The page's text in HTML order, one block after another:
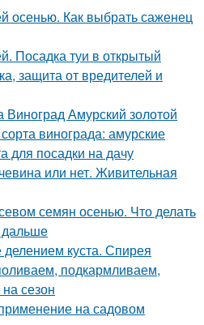
осенью. Как выбрать саженец
Посадка туи в открытый
защита от вредителей и
Виноград Амурский золотой
винограда: амурские
для посадки на дачу
или нет. Живительная
семян осенью. Что делать
куста. Спирея
подкармливаем,
сезон
на садовом